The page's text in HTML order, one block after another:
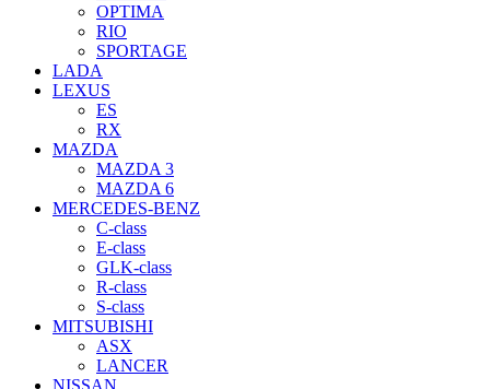
OPTIMA
RIO
SPORTAGE
LADA
LEXUS
ES
RX
MAZDA
MAZDA 3
MAZDA 6
MERCEDES-BENZ
C-class
E-class
GLK-class
R-class
S-class
MITSUBISHI
ASX
LANCER
NISSAN